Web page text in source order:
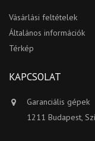
Vásárlási feltételek
Általános információk
Térkép
KAPCSOLAT
Garanciális gépek
1211 Budapest,